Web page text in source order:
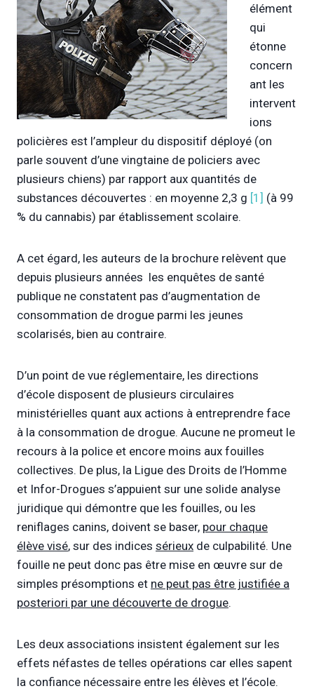
élément
qui
étonne
concern
ant les
intervent
ions
policières est l’ampleur du dispositif déployé (on
parle souvent d’une vingtaine de policiers avec
plusieurs chiens) par rapport aux quantités de
substances découvertes : en moyenne 2,3 g [1] (à 99
% du cannabis) par établissement scolaire.
A cet égard, les auteurs de la brochure relèvent que
depuis plusieurs années les enquêtes de santé
publique ne constatent pas d’augmentation de
consommation de drogue parmi les jeunes
scolarisés, bien au contraire.
D’un point de vue réglementaire, les directions
d’école disposent de plusieurs circulaires
ministérielles quant aux actions à entreprendre face
à la consommation de drogue. Aucune ne promeut le
recours à la police et encore moins aux fouilles
collectives. De plus, la Ligue des Droits de l’Homme
et Infor-Drogues s’appuient sur une solide analyse
juridique qui démontre que les fouilles, ou les
reniflages canins, doivent se baser, pour chaque
élève visé, sur des indices sérieux de culpabilité. Une
fouille ne peut donc pas être mise en œuvre sur de
simples présomptions et ne peut pas être justifiée a
posteriori par une découverte de drogue.
Les deux associations insistent également sur les
effets néfastes de telles opérations car elles sapent
la confiance nécessaire entre les élèves et l’école.